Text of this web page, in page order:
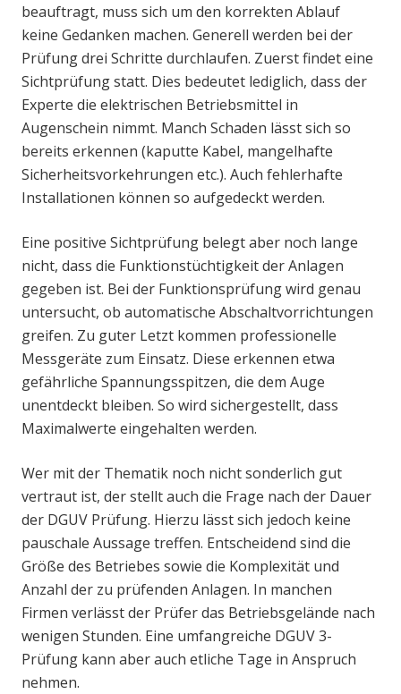
beauftragt, muss sich um den korrekten Ablauf
keine Gedanken machen. Generell werden bei der
Prüfung drei Schritte durchlaufen. Zuerst findet eine
Sichtprüfung statt. Dies bedeutet lediglich, dass der
Experte die elektrischen Betriebsmittel in
Augenschein nimmt. Manch Schaden lässt sich so
bereits erkennen (kaputte Kabel, mangelhafte
Sicherheitsvorkehrungen etc.). Auch fehlerhafte
Installationen können so aufgedeckt werden.
Eine positive Sichtprüfung belegt aber noch lange
nicht, dass die Funktionstüchtigkeit der Anlagen
gegeben ist. Bei der Funktionsprüfung wird genau
untersucht, ob automatische Abschaltvorrichtungen
greifen. Zu guter Letzt kommen professionelle
Messgeräte zum Einsatz. Diese erkennen etwa
gefährliche Spannungsspitzen, die dem Auge
unentdeckt bleiben. So wird sichergestellt, dass
Maximalwerte eingehalten werden.
Wer mit der Thematik noch nicht sonderlich gut
vertraut ist, der stellt auch die Frage nach der Dauer
der DGUV Prüfung. Hierzu lässt sich jedoch keine
pauschale Aussage treffen. Entscheidend sind die
Größe des Betriebes sowie die Komplexität und
Anzahl der zu prüfenden Anlagen. In manchen
Firmen verlässt der Prüfer das Betriebsgelände nach
wenigen Stunden. Eine umfangreiche DGUV 3-
Prüfung kann aber auch etliche Tage in Anspruch
nehmen.